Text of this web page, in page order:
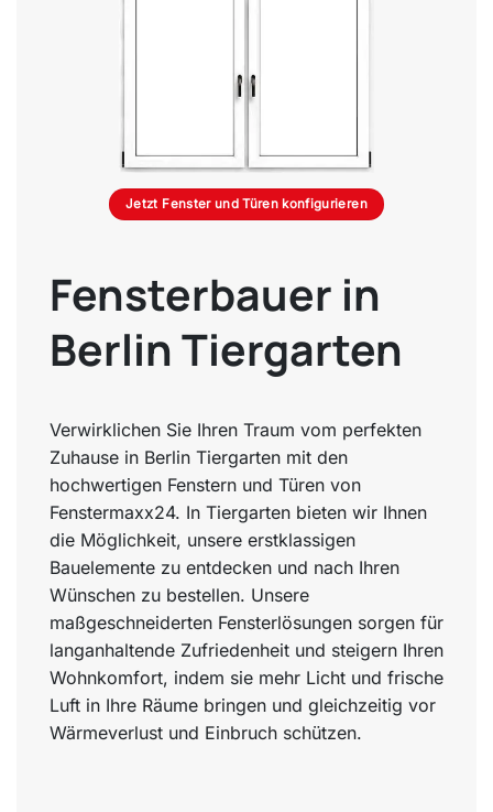
Fensterbauer in
Berlin Tiergarten
Verwirklichen Sie Ihren Traum vom perfekten
Zuhause in Berlin Tiergarten mit den
hochwertigen Fenstern und Türen von
Fenstermaxx24. In Tiergarten bieten wir Ihnen
die Möglichkeit, unsere erstklassigen
Bauelemente zu entdecken und nach Ihren
Wünschen zu bestellen. Unsere
maßgeschneiderten Fensterlösungen sorgen für
langanhaltende Zufriedenheit und steigern Ihren
Wohnkomfort, indem sie mehr Licht und frische
Luft in Ihre Räume bringen und gleichzeitig vor
Wärmeverlust und Einbruch schützen.
Jetzt Fenster und Türen konfigurieren